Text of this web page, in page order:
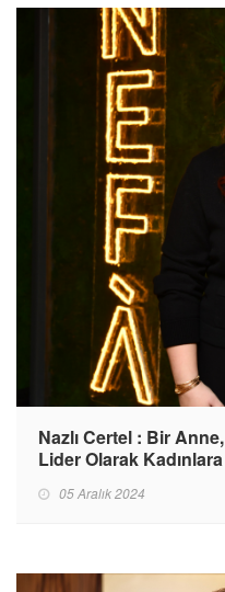
Nazlı Certel : Bir
Lider Olarak
05 Aralık 2024